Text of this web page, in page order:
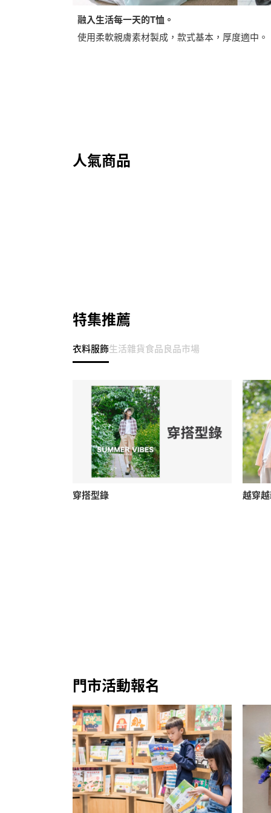
融入生活每一天的T恤。
使用柔軟親膚素材製成，款式基本，厚度適中。
人氣商品
特集推薦
衣料服飾生活雜貨食品良品市場
穿搭型錄 越穿
門市活動報名